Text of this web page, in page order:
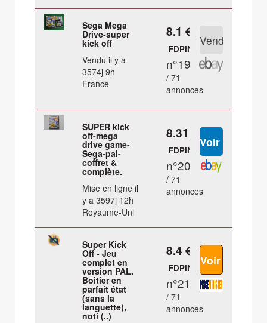
Sega Mega
Drive-super
kick off
Vendu il y a
3574j 9h
France
8.1 €
FDPIN
n°19
/ 71
annonces
SUPER kick
off-mega
drive game-
Sega-pal-
coffret &
complète.
Mise en ligne il
y a 3597j 12h
Royaume-Uni
8.31 €
FDPIN
n°20
/ 71
annonces
Super Kick
Off - Jeu
complet en
version PAL.
Boitier en
parfait état
(sans la
languette),
noti (..)
8.4 €
FDPIN
n°21
/ 71
annonces